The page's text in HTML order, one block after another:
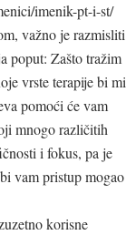
imenik-pt-i-st/
važno je razmisliti
poput: Zašto tražim
vrste terapije bi mi
pomoći će vam
mnogo različitih
i fokus, pa je
vam pristup mogao
korisne